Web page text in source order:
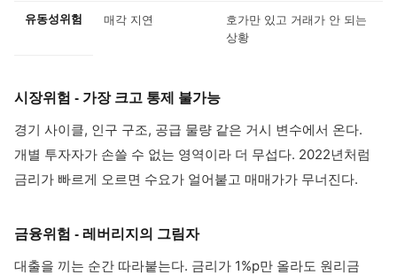
유동성위험 매각 지연
호가만 있고 거래가 안 되는
상황
시장위험 - 가장 크고 통제 불가능
경기 사이클, 인구 구조, 공급 물량 같은 거시 변수에서 온다.
개별 투자자가 손쓸 수 없는 영역이라 더 무섭다. 2022년처럼
금리가 빠르게 오르면 수요가 얼어붙고 매매가가 무너진다.
금융위험 - 레버리지의 그림자
대출을 끼는 순간 따라붙는다. 금리가 1%p만 올라도 원리금